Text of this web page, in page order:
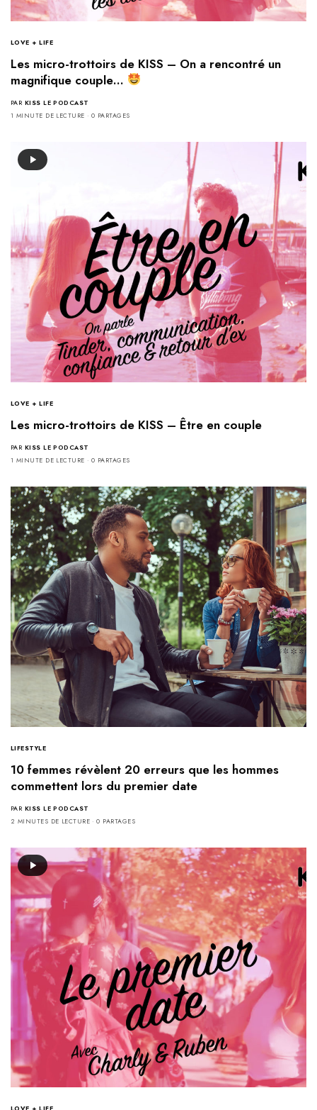
LOVE + LIFE
Les micro-trottoirs de KISS – On a rencontré un
magnifique couple…
PAR KISS LE PODCAST
1 MINUTE DE LECTURE
0 PARTAGES
LOVE + LIFE
Les micro-trottoirs de KISS – Être en couple
PAR KISS LE PODCAST
1 MINUTE DE LECTURE
0 PARTAGES
LIFESTYLE
10 femmes révèlent 20 erreurs que les hommes
commettent lors du premier date
PAR KISS LE PODCAST
2 MINUTES DE LECTURE
0 PARTAGES